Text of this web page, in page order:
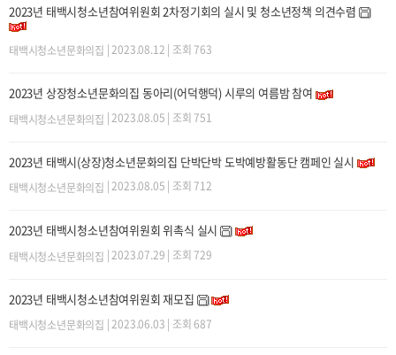
2023년 태백시청소년참여위원회 2차정기회의 실시 및 청소년정책 의견수렴
태백시청소년문화의집 | 2023.08.12 | 조회 763
2023년 상장청소년문화의집 동아리(어덕행덕) 시루의 여름밤 참여
태백시청소년문화의집 | 2023.08.05 | 조회 751
2023년 태백시(상장)청소년문화의집 단박단박 도박예방활동단 캠페인 실시
태백시청소년문화의집 | 2023.08.05 | 조회 712
2023년 태백시청소년참여위원회 위촉식 실시
태백시청소년문화의집 | 2023.07.29 | 조회 729
2023년 태백시청소년참여위원회 재모집
태백시청소년문화의집 | 2023.06.03 | 조회 687